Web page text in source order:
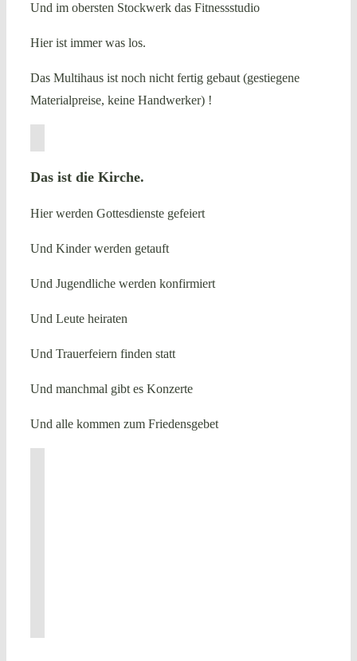
Und im obersten Stockwerk das Fitnessstudio
Hier ist immer was los.
Das Multihaus ist noch nicht fertig gebaut (gestiegene
Materialpreise, keine Handwerker) !
Das ist die Kirche.
Hier werden Gottesdienste gefeiert
Und Kinder werden getauft
Und Jugendliche werden konfirmiert
Und Leute heiraten
Und Trauerfeiern finden statt
Und manchmal gibt es Konzerte
Und alle kommen zum Friedensgebet